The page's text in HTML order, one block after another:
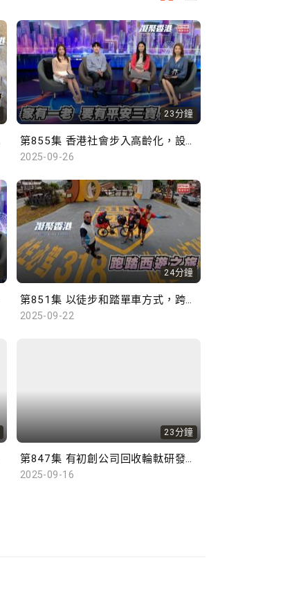
23分鐘
2025-09-26
24分鐘
第851集 以徒步和踏單車方式，跨越2,000公里前往西藏！
2025-09-22
23分鐘
第847集 有初創公司回收輪軚研發驅蟲工具，配合AI追縱技術，成效顯著。
2025-09-16